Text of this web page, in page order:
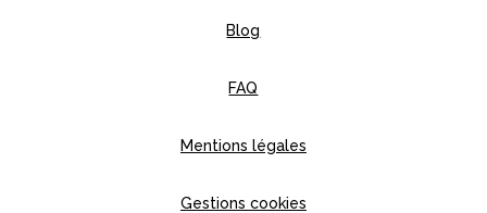
Blog
FAQ
Mentions légales
Gestions cookies